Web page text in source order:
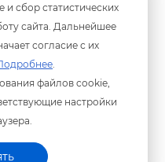
сбор статистических
сайта. Дальнейшее
согласие с их
.
файлов cookie,
настройки
2003-2026 гг.
оплату